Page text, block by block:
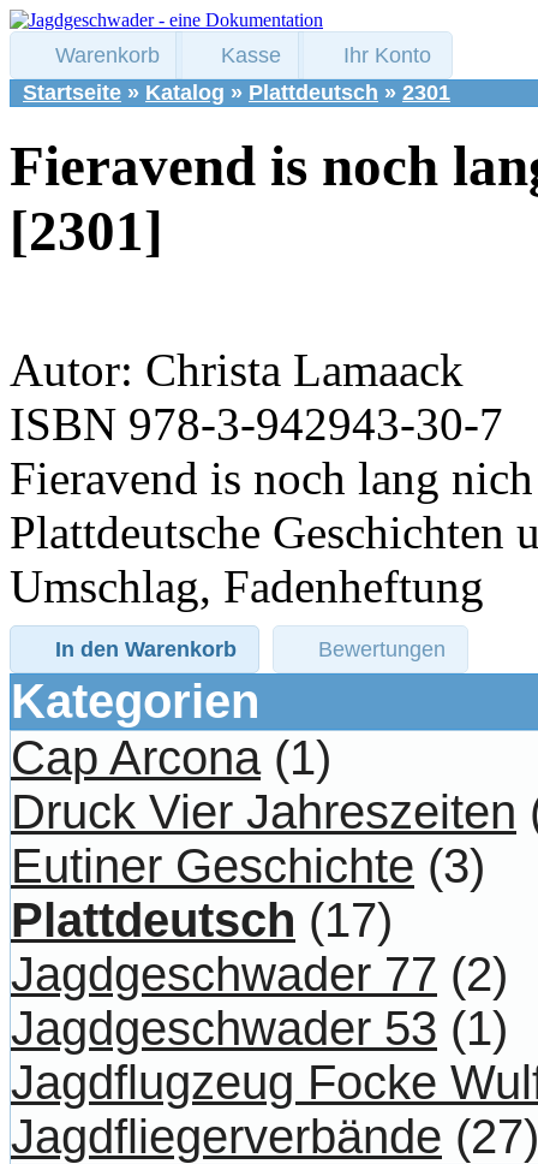
Warenkorb Kasse
Ihr Konto
Startseite » Katalog » Plattdeutsch » 2301
Fieravend is noch
[2301]
Autor: Christa Lamaack
ISBN 978-3-942943-30-7
Fieravend is noch lang nich
Plattdeutsche Geschichten
Umschlag, Fadenheftung
In den Warenkorb Bewertungen
Kategorien
Cap Arcona(1)
Druck Vier Jahreszeiten
Eutiner Geschichte (3)
Plattdeutsch (17)
Jagdgeschwader 77 (2)
Jagdgeschwader 53 (1)
Jagdflugzeug Focke
Jagdfliegerverbände (27)